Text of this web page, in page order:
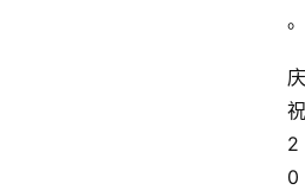
。
庆
祝
2
0